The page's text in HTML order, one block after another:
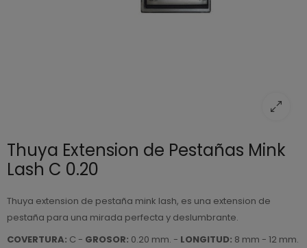
Thuya Extension de Pestañas Mink
Lash C 0.20
Thuya extension de pestaña mink lash, es una extension de
pestaña para una mirada perfecta y deslumbrante.
COVERTURA: C - GROSOR: 0.20 mm. - LONGITUD: 8 mm - 12 mm.